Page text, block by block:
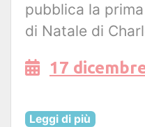
pubblica la
di Natale di
17
Leggi di più